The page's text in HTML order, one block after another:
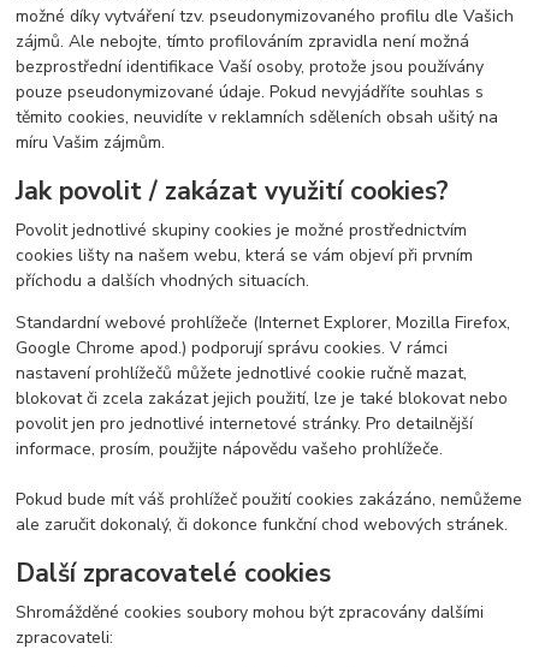
možné díky vytváření tzv. pseudonymizovaného profilu dle Vašich
zájmů. Ale nebojte, tímto profilováním zpravidla není možná
bezprostřední identifikace Vaší osoby, protože jsou používány
pouze pseudonymizované údaje. Pokud nevyjádříte souhlas s
těmito cookies, neuvidíte v reklamních sděleních obsah ušitý na
míru Vašim zájmům.
Jak povolit / zakázat využití cookies?
Povolit jednotlivé skupiny cookies je možné prostřednictvím
cookies lišty na našem webu, která se vám objeví při prvním
příchodu a dalších vhodných situacích.
Standardní webové prohlížeče (Internet Explorer, Mozilla Firefox,
Google Chrome apod.) podporují správu cookies. V rámci
nastavení prohlížečů můžete jednotlivé cookie ručně mazat,
blokovat či zcela zakázat jejich použití, lze je také blokovat nebo
povolit jen pro jednotlivé internetové stránky. Pro detailnější
informace, prosím, použijte nápovědu vašeho prohlížeče.
Pokud bude mít váš prohlížeč použití cookies zakázáno, nemůžeme
ale zaručit dokonalý, či dokonce funkční chod webových stránek.
Další zpracovatelé cookies
Shromážděné cookies soubory mohou být zpracovány dalšími
zpracovateli: